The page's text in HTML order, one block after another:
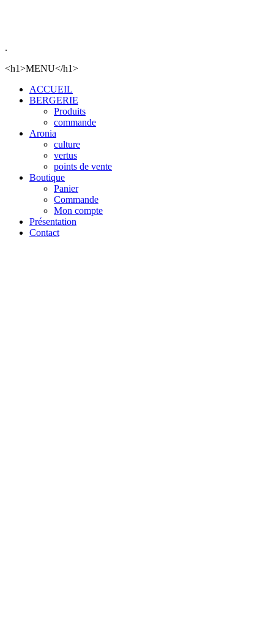
.
<h1>MENU</h1>
ACCUEIL
BERGERIE
Produits
commande
Aronia
culture
vertus
points de vente
Boutique
Panier
Commande
Mon compte
Présentation
Contact